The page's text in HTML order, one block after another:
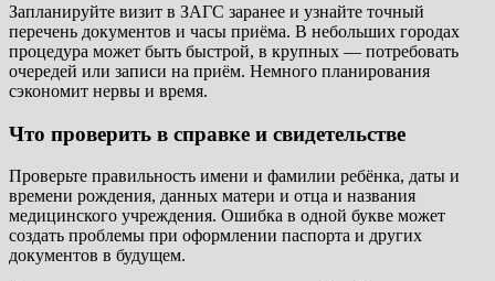
Запланируйте визит в ЗАГС заранее и узнайте точный
перечень документов и часы приёма. В небольших городах
процедура может быть быстрой, в крупных — потребовать
очередей или записи на приём. Немного планирования
сэкономит нервы и время.
Что проверить в справке и свидетельстве
Проверьте правильность имени и фамилии ребёнка, даты и
времени рождения, данных матери и отца и названия
медицинского учреждения. Ошибка в одной букве может
создать проблемы при оформлении паспорта и других
документов в будущем.